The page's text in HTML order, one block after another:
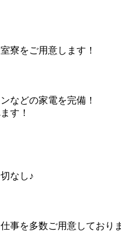
寮をご用意します！
などの家電を完備！
す！
なし♪
事を多数ご用意しており